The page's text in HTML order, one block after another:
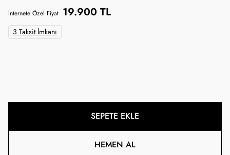
İnternete Özel Fiyat 19.900 TL
3 Taksit İmkanı
SEPETE EKLE
HEMEN AL